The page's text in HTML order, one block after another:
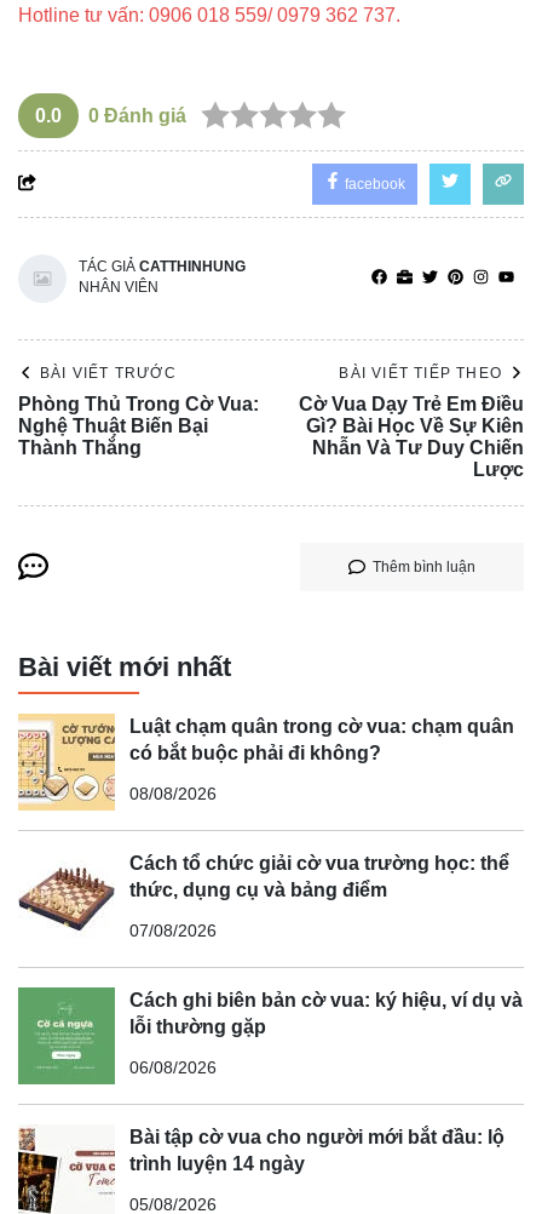
Hotline tư vấn: 0906 018 559/ 0979 362 737.
0.0 0 Đánh giá
facebook
TÁC GIẢ CATTHINHUNG
NHÂN VIÊN
BÀI VIẾT TRƯỚC
Phòng Thủ Trong Cờ Vua:
Nghệ Thuật Biến Bại
Thành Thắng
BÀI VIẾT TIẾP THEO
Cờ Vua Dạy Trẻ Em Điều
Gì? Bài Học Về Sự Kiên
Nhẫn Và Tư Duy Chiến
Lược
Thêm bình luận
Bài viết mới nhất
Luật chạm quân trong cờ vua: chạm quân
có bắt buộc phải đi không?
08/08/2026
Cách tổ chức giải cờ vua trường học: thể
thức, dụng cụ và bảng điểm
07/08/2026
Cách ghi biên bản cờ vua: ký hiệu, ví dụ và
lỗi thường gặp
06/08/2026
Bài tập cờ vua cho người mới bắt đầu: lộ
trình luyện 14 ngày
05/08/2026